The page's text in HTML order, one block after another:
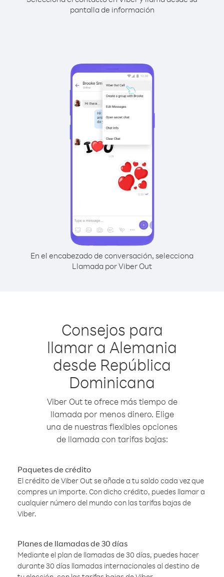
pantalla de información
En el encabezado de conversación, selecciona
Llamada por Viber Out
Consejos para
llamar a Alemania
desde República
Dominicana
Viber Out te ofrece más tiempo de
llamada por menos dinero. Elige
una de nuestras flexibles opciones
de llamada con tarifas bajas:
Paquetes de crédito
El crédito de Viber Out se añade a tu saldo cada vez que
compres un importe. Con dicho crédito, puedes llamar a
cualquier número del mundo con las tarifas bajas de
Viber.
Planes de llamadas de 30 días
Mediante el plan de llamadas de 30 días, puedes hacer
durante 30 días llamadas internacionales al destino de